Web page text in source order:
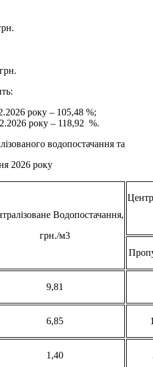
року – 105,48 %;
року – 118,92 %.
водопостачання та
2026 року
Водопостачання,
грн./м3
9,81
6,85
1,40